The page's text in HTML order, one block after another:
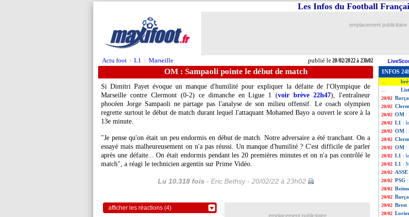
Actu foot > L1 > Marseille publié le20/02/2022 à 23h02
Les Infos du Football
emplacement publicitaire
OM : Sampaoli pointe le début de match
Si Dimitri Payet évoque un manque d'humilité pour expliquer la défaite de l'Olympique de
Marseille contre Clermont (0-2) ce dimanche en Ligue 1 (voir brève 22h47), l'entraîneur
phocéen Jorge Sampaoli ne partage pas l'analyse de son milieu offensif. Le coach olympien
regrette surtout le début de match durant lequel l'attaquant Mohamed Bayo a ouvert le score à la
13e minute.
"Je pense qu'on était un peu endormis en début de match. Notre adversaire a été tranchant. On a
essayé mais malheureusement on n'a pas réussi. Un manque d'humilité ? C'est difficile de parler
après une défaite... On était endormis pendant les 20 premières minutes et on n'a pas contrôlé le
match", a réagi le technicien argentin sur Prime Vidéo.
Lu 10.318 fois - Eric Bethsy - 20/02/22 à 23h02
afficher les réactions (4)
INFOS
20/02 Barça
20/02
20/02 OM :
20/02 L1 :
20/02 OM :
20/02
20/02 OM :
20/02 L1 :
20/02 L1 :
20/02 ASSE
20/02 PSG
20/02 Reims
20/02 Barça
20/02 Brest
20/02
emplacement publicitaire